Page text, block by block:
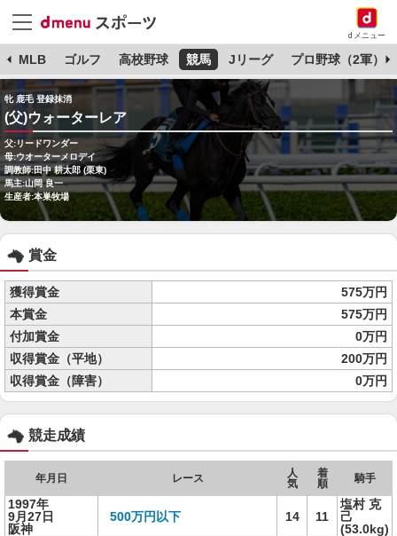
dメニュー
MLB ゴルフ 高校野球 競馬 Jリーグ プロ野球（2軍）
牝 鹿毛 登録抹消
(父)ウォーターレア
父:リードワンダー
母:ウオーターメロデイ
調教師:田中 耕太郎 (栗東)
馬主:山岡 良一
生産者:本巣牧場
賞金
獲得賞金
575万円
本賞金
575万円
付加賞金
0万円
収得賞金（平地）
200万円
収得賞金（障害）
0万円
競走成績
年月日 レース
人
気
着
順
騎手
1997年
9月27日
阪神
500万円以下 14 11
塩村 克
己
(53.0kg)